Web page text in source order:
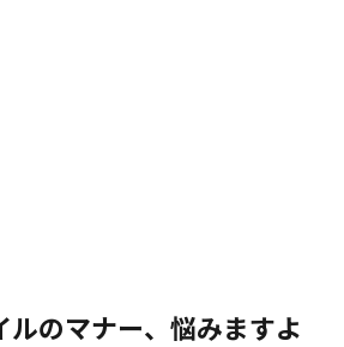
ルのマナー、悩みますよ